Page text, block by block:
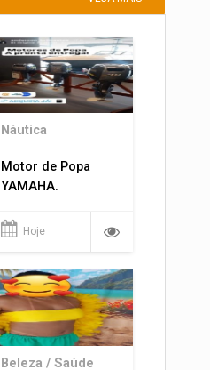
Náutica
Motor de Popa
YAMAHA.
Hoje
Beleza / Saúde